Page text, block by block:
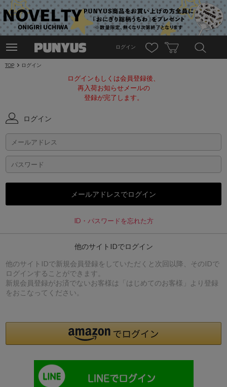
ログイン
TOP ログイン
ログインもしくは会員登録後、
再入荷お知らせメールの
登録が完了します。
ログイン
ID・パスワードを忘れた方
他のサイトIDでログイン
他のサイトIDで新規会員登録をしていただくと次回以降、そのIDで
ログインすることができます。
新規会員登録がお済でないお客様は「はじめてのお客様」より登録
をおこなってください。